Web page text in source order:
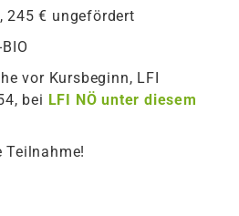
245 € ungefördert
vor Kursbeginn, LFI
bei LFI NÖ unter diesem
Teilnahme!